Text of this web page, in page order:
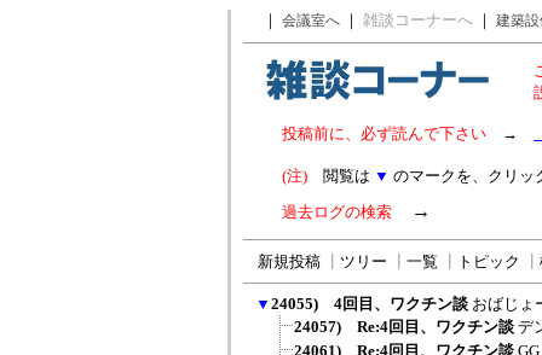
｜ 会議室へ ｜ 雑談コーナーへ ｜ 建築
投稿前に、必ず読んで下さい →
(注) 閲覧は ▼ のマークを、クリッ
過去ログの検索 →
新規投稿 ツリー 一覧 トピック
▼ 24055) 4回目、ワクチン談 おばじょ
24057) Re:4回目、ワクチン談 デ
24061) Re:4回目、ワクチン談 GG